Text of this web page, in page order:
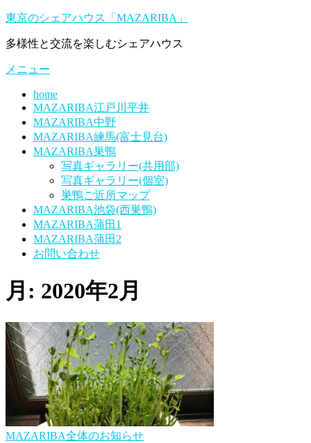
コ
テ
ツ
東京のシェアハウス「MAZARIBA」
多様性と交流を楽しむシェアハウス
メニュー
home
MAZARIBA江戸川平井
MAZARIBA中野
MAZARIBA練馬(富士見台)
MAZARIBA巣鴨
写真ギャラリー(共用部)
写真ギャラリー(個室)
巣鴨ご近所マップ
MAZARIBA池袋(西巣鴨)
MAZARIBA蒲田1
MAZARIBA蒲田2
お問い合わせ
月: 2020年2月
MAZARIBA全体のお知らせ